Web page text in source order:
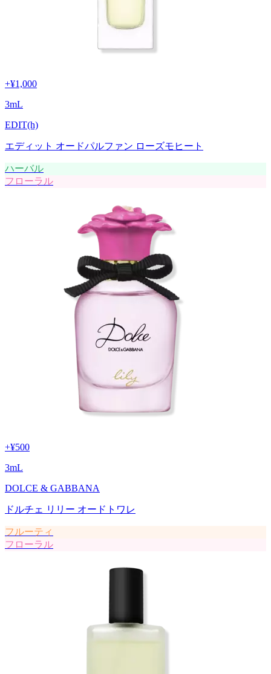
+¥1,000
3mL
EDIT(h)
エディット オードパルファン ローズモヒート
ハーバル
フローラル
+¥500
3mL
DOLCE & GABBANA
ドルチェ リリー オードトワレ
フルーティ
フローラル